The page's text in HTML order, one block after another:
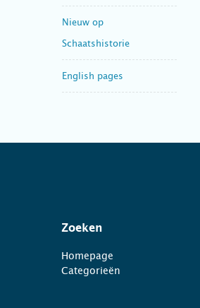
Nieuw op
Schaatshistorie
English pages
Zoeken
Homepage
Categorieën